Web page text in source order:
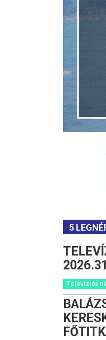
5
Televíziós